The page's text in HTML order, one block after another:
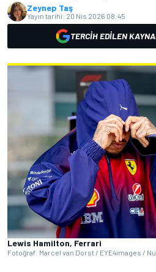
Zeynep Taş
Yayın tarihi: 20 Nis 2026 08:45
TERCIH EDILEN
Lewis Hamilton, Ferrari
Fotoğraf: Marcel van Dorst / EYE4images /